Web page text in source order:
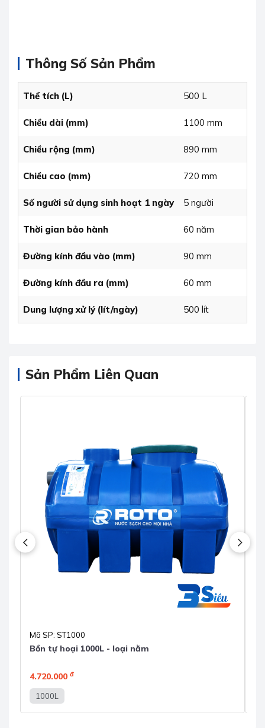
Thông Số Sản Phẩm
Thể tích (L) 500 L
Chiều dài (mm) 1100 mm
Chiều rộng (mm) 890 mm
Chiều cao (mm) 720 mm
Số người sử dụng sinh hoạt 1 ngày 5 người
Thời gian bảo hành 60 năm
Đường kính đầu vào (mm) 90 mm
Đường kính đầu ra (mm) 60 mm
Dung lượng xử lý (lít/ngày) 500 lít
Sản Phẩm Liên Quan
Mã SP: ST1000
Bồn tự hoại 1000L - loại nằm
4.720.000 đ
1000L